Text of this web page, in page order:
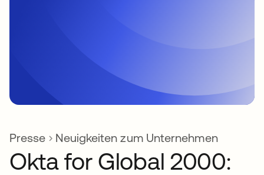
Presse Neuigkeiten zum Unternehmen
Okta for Global 2000: